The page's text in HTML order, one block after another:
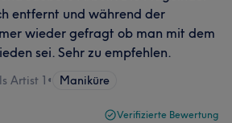
entfernt und während der
wieder gefragt ob man mit dem
sei. Sehr zu empfehlen.
Artist 1 • Maniküre
Verifizierte Bewertung